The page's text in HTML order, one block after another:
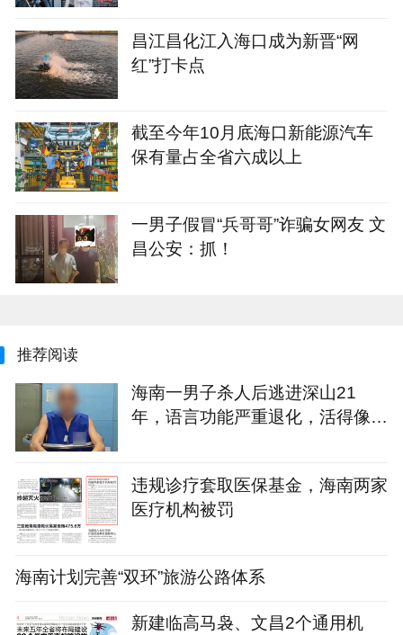
昌江昌化江入海口成为新晋“网
红”打卡点
截至今年10月底海口新能源汽车
保有量占全省六成以上
一男子假冒“兵哥哥”诈骗女网友 文
昌公安：抓！
推荐阅读
海南一男子杀人后逃进深山21
年，语言功能严重退化，活得像野
违规诊疗套取医保基金，海南两家
医疗机构被罚
海南计划完善“双环”旅游公路体系
新建临高马袅、文昌2个通用机